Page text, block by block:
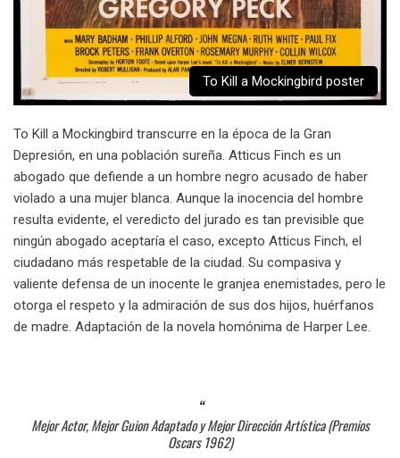
To Kill a Mockingbird poster
To Kill a Mockingbird transcurre en la época de la Gran
Depresión, en una población sureña. Atticus Finch es un
abogado que defiende a un hombre negro acusado de haber
violado a una mujer blanca. Aunque la inocencia del hombre
resulta evidente, el veredicto del jurado es tan previsible que
ningún abogado aceptaría el caso, excepto Atticus Finch, el
ciudadano más respetable de la ciudad. Su compasiva y
valiente defensa de un inocente le granjea enemistades, pero le
otorga el respeto y la admiración de sus dos hijos, huérfanos
de madre. Adaptación de la novela homónima de Harper Lee.
Mejor Actor, Mejor Guion Adaptado y Mejor Dirección Artística (Premios
Oscars 1962)